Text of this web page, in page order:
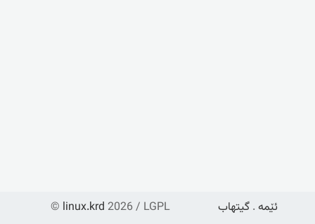
© linux.krd 2026 / LGPL ئێمە . گیتهاب